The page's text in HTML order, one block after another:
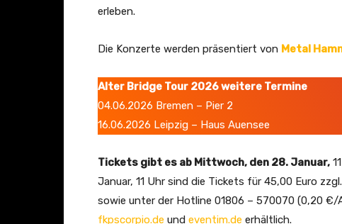
erleben.
Die Konzerte werden präsentiert von Metal
Alter Bridge Tour 2026 weitere Termine
04.06.2026 Bremen – Pier 2
16.06.2026 Leipzig – Haus Auensee
Tickets gibt es ab Mittwoch, den 28. Januar,
Januar, 11 Uhr sind die Tickets für 45,00 Euro
sowie unter der Hotline 01806 – 570070 (0,20 €/
fkpscorpio.de und eventim.de erhältlich.